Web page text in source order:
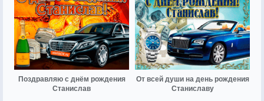
Поздравляю с днём рождения
Станислав
От всей души на день рождения
Станиславу